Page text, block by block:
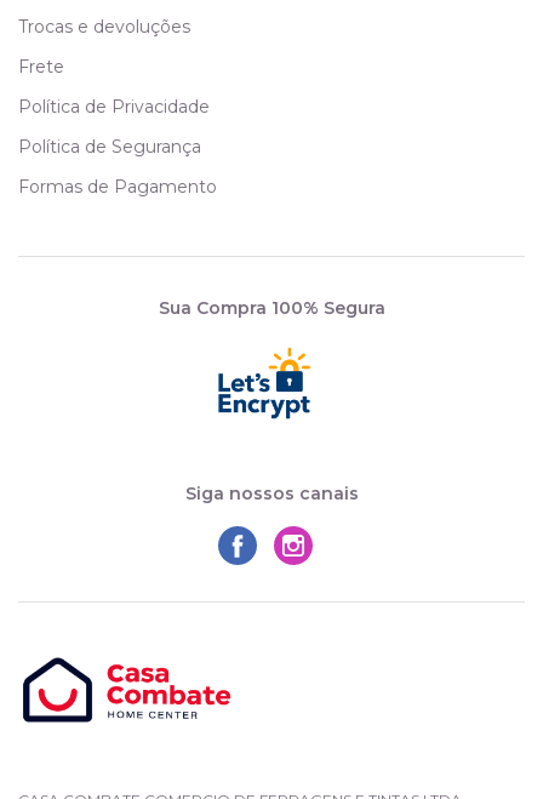
Trocas e devoluções
Frete
Política de Privacidade
Política de Segurança
Formas de Pagamento
Sua Compra 100% Segura
Siga nossos canais